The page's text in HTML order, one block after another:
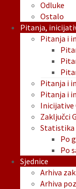
Odluke
Ostalo
Pitanja,
Pitanja i
Pitanja i
Pitanja i
Inicijative
Zaključci
Statistika
Po
Po
Sjednice
Arhiva
Arhiva